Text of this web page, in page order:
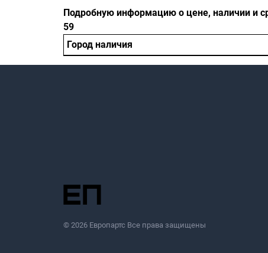
Подробную информацию о цене, наличии и
59
Город наличия
© 2026 Европартс Все права защищены